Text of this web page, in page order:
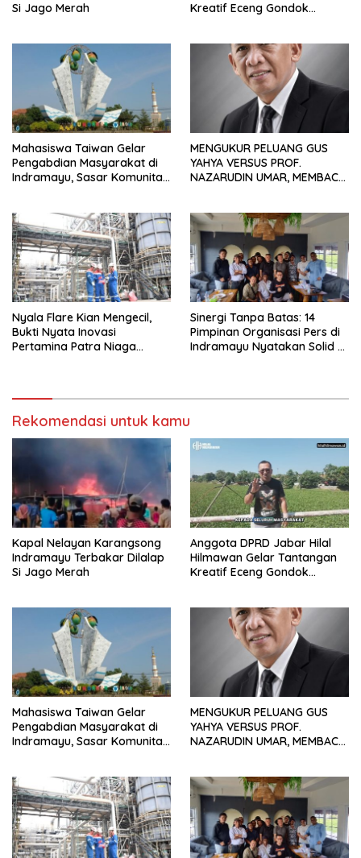
Si Jago Merah
Kreatif Eceng Gondok
Mahasiswa Taiwan Gelar
Pengabdian Masyarakat di
Indramayu, Sasar Komunitas
MENGUKUR PELUANG GUS
YAHYA VERSUS PROF.
NAZARUDIN UMAR, MEMBACA
Nyala Flare Kian Mengecil,
Bukti Nyata Inovasi
Pertamina Patra Niaga
Sinergi Tanpa Batas: 14
Pimpinan Organisasi Pers di
Indramayu Nyatakan Solid di
Rekomendasi untuk kamu
Kapal Nelayan Karangsong
Indramayu Terbakar Dilalap
Si Jago Merah
Anggota DPRD Jabar Hilal
Hilmawan Gelar Tantangan
Kreatif Eceng Gondok
Mahasiswa Taiwan Gelar
Pengabdian Masyarakat di
Indramayu, Sasar Komunitas
MENGUKUR PELUANG GUS
YAHYA VERSUS PROF.
NAZARUDIN UMAR, MEMBACA